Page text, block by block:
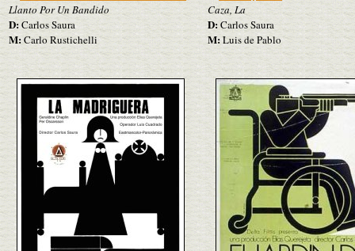
Llanto Por Un Bandido
D:Carlos Saura
M:Carlo Rustichelli
Caza, La
D:Carlos Saura
M:Luis de Pablo